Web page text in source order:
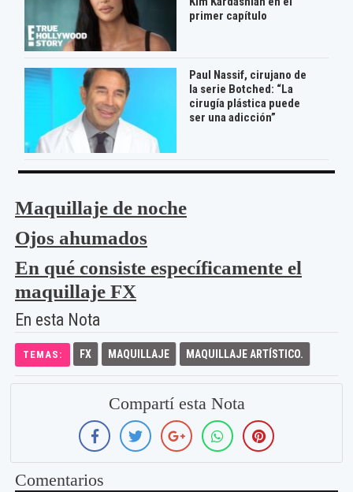
primer capítulo
Paul Nassif, cirujano de
la serie Botched: “La
cirugía plástica puede
ser una adicción”
Maquillaje de noche
Ojos ahumados
En qué consiste específicamente el
maquillaje FX
En esta Nota
TEMAS: FX MAQUILLAJE MAQUILLAJE ARTÍSTICO.
Compartí esta Nota
Comentarios